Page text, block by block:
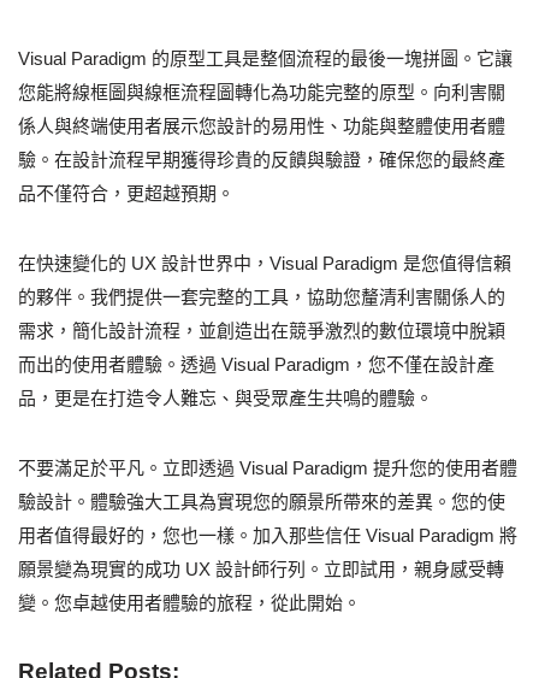
Visual Paradigm 的原型工具是整個流程的最後一塊拼圖。它讓
您能將線框圖與線框流程圖轉化為功能完整的原型。向利害關
係人與終端使用者展示您設計的易用性、功能與整體使用者體
驗。在設計流程早期獲得珍貴的反饋與驗證，確保您的最終產
品不僅符合，更超越預期。
在快速變化的 UX 設計世界中，Visual Paradigm 是您值得信賴
的夥伴。我們提供一套完整的工具，協助您釐清利害關係人的
需求，簡化設計流程，並創造出在競爭激烈的數位環境中脫穎
而出的使用者體驗。透過 Visual Paradigm，您不僅在設計產
品，更是在打造令人難忘、與受眾產生共鳴的體驗。
不要滿足於平凡。立即透過 Visual Paradigm 提升您的使用者體
驗設計。體驗強大工具為實現您的願景所帶來的差異。您的使
用者值得最好的，您也一樣。加入那些信任 Visual Paradigm 將
願景變為現實的成功 UX 設計師行列。立即試用，親身感受轉
變。您卓越使用者體驗的旅程，從此開始。
Related Posts: